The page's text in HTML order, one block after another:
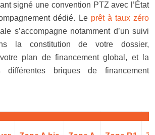
signé une convention PTZ avec l’État
dédié. Le prêt à taux zéro
s’accompagne notamment d’un suivi
la constitution de votre dossier,
votre plan de financement global, et la
différentes briques de financement